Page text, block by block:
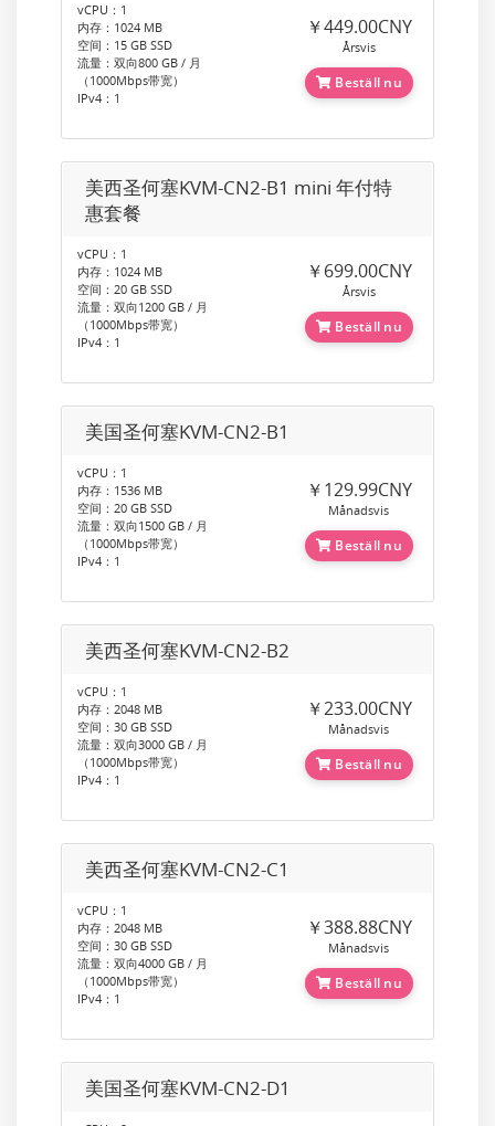
vCPU：1
内存：1024 MB
空间：15 GB SSD
流量：双向800 GB / 月
（1000Mbps带宽）
IPv4：1
￥449.00CNY
Årsvis
Beställ nu
美西圣何塞KVM-CN2-B1 mini 年付特
惠套餐
vCPU：1
内存：1024 MB
空间：20 GB SSD
流量：双向1200 GB / 月
（1000Mbps带宽）
IPv4：1
￥699.00CNY
Årsvis
Beställ nu
美国圣何塞KVM-CN2-B1
vCPU：1
内存：1536 MB
空间：20 GB SSD
流量：双向1500 GB / 月
（1000Mbps带宽）
IPv4：1
￥129.99CNY
Månadsvis
Beställ nu
美西圣何塞KVM-CN2-B2
vCPU：1
内存：2048 MB
空间：30 GB SSD
流量：双向3000 GB / 月
（1000Mbps带宽）
IPv4：1
￥233.00CNY
Månadsvis
Beställ nu
美西圣何塞KVM-CN2-C1
vCPU：1
内存：2048 MB
空间：30 GB SSD
流量：双向4000 GB / 月
（1000Mbps带宽）
IPv4：1
￥388.88CNY
Månadsvis
Beställ nu
美国圣何塞KVM-CN2-D1